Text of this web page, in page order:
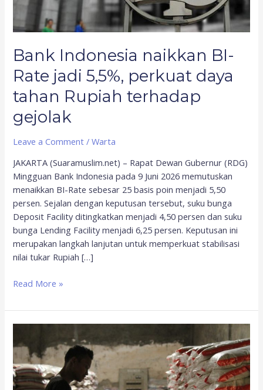
Bank Indonesia naikkan BI-
Rate jadi 5,5%, perkuat daya
tahan Rupiah terhadap
gejolak
Leave a Comment /Warta
JAKARTA (Suaramuslim.net) – Rapat Dewan Gubernur (RDG)
Mingguan Bank Indonesia pada 9 Juni 2026 memutuskan
menaikkan BI-Rate sebesar 25 basis poin menjadi 5,50
persen. Sejalan dengan keputusan tersebut, suku bunga
Deposit Facility ditingkatkan menjadi 4,50 persen dan suku
bunga Lending Facility menjadi 6,25 persen. Keputusan ini
merupakan langkah lanjutan untuk memperkuat stabilisasi
nilai tukar Rupiah […]
tahan
terhadap
gejolak
Read More »
stabil,
tapi
harga
beras